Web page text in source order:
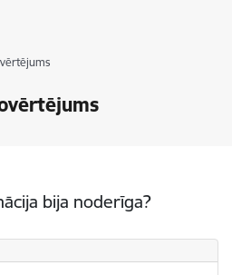
bija noderīga?